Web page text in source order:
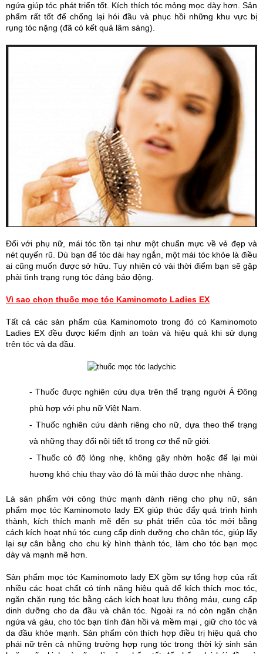
ngứa giúp tóc phát triển tốt. Kích thích tóc mỏng mọc dày hơn. Sản
phẩm rất tốt để chống lại hói đầu và phục hồi những khu vực bị
rụng tóc nặng (đã có kết quả lâm sàng).
Đối với phụ nữ, mái tóc tồn tại như một chuẩn mực về vẻ đẹp và
nét quyến rũ. Dù bạn để tóc dài hay ngắn, một mái tóc khỏe là điều
ai cũng muốn được sở hữu. Tuy nhiên có vài thời điểm bạn sẽ gặp
phải tình trạng rụng tóc đáng báo động.
Vì sao chọn thuốc mọc tóc Kaminomoto Ladies EX
Tất cả các sản phẩm của Kaminomoto trong đó có Kaminomoto
Ladies EX đều được kiểm định an toàn và hiệu quả khi sử dụng
trên tóc và da đầu.
- Thuốc được nghiên cứu dựa trên thể trạng người Á Đông
phù hợp với phụ nữ Việt Nam.
- Thuốc nghiên cứu dành riêng cho nữ, dựa theo thể trạng
và những thay đổi nội tiết tố trong cơ thể nữ giới.
- Thuốc có độ lỏng nhẹ, không gây nhờn hoặc để lại mùi
hương khó chịu thay vào đó là mùi thảo dược nhẹ nhàng.
Là sản phẩm với công thức mạnh dành riêng cho phụ nữ, sản
phẩm mọc tóc Kaminomoto lady EX giúp thúc đẩy quá trình hình
thành, kích thích mạnh mẽ đến sự phát triển của tóc mới bằng
cách kích hoạt nhú tóc cung cấp dinh dưỡng cho chân tóc, giúp lấy
lại sự cân bằng cho chu kỳ hình thành tóc, làm cho tóc bạn mọc
dày và mạnh mẽ hơn.
Sản phẩm mọc tóc Kaminomoto lady EX gồm sự tổng hợp của rất
nhiều các hoạt chất có tính năng hiệu quả để kích thích mọc tóc,
ngăn chặn rụng tóc bằng cách kích hoạt lưu thông máu, cung cấp
dinh dưỡng cho da đầu và chân tóc. Ngoài ra nó còn ngăn chặn
ngứa và gàu, cho tóc bạn tính đàn hồi và mềm mại , giữ cho tóc và
da đầu khỏe mạnh. Sản phẩm còn thích hợp điều trị hiệu quả cho
phái nữ trên cả những trường hợp rụng tóc trong thời kỳ sinh sản